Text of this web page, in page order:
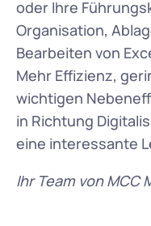
oder Ihre
Organisation,
Bearbeiten von
Mehr Effizienz,
wichtigen
in Richtung
eine interessante
Ihr Team von MCC